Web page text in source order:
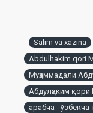
Salim va xazina
Abdulhakim qori
Муҳаммадали
Абдулҳаким
арабча - ўзбекча